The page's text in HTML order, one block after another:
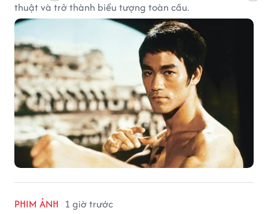
thuật và trở thành biểu tượng toàn cầu.
PHIM ẢNH 1 giờ trước